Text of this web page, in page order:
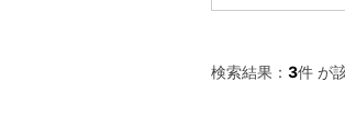
検索結果： 3件 が